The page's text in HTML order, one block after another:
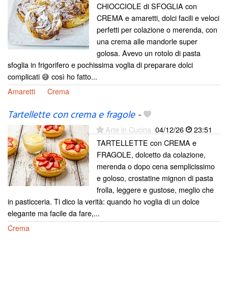
CHIOCCIOLE di SFOGLIA con
CREMA e amaretti, dolci facili e veloci
perfetti per colazione o merenda, con
una crema alle mandorle super
golosa. Avevo un rotolo di pasta
sfoglia in frigorifero e pochissima voglia di preparare dolci
complicati 😅 così ho fatto...
Amaretti
Crema
Tartellette con crema e fragole-
Arte in Cucina 04/12/26
23:51
TARTELLETTE con CREMA e
FRAGOLE, dolcetto da colazione,
merenda o dopo cena semplicissimo
e goloso, crostatine mignon di pasta
frolla, leggere e gustose, meglio che
in pasticceria. Ti dico la verità: quando ho voglia di un dolce
elegante ma facile da fare,...
Crema